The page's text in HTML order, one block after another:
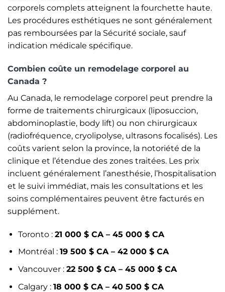
corporels complets atteignent la fourchette haute.
Les procédures esthétiques ne sont généralement
pas remboursées par la Sécurité sociale, sauf
indication médicale spécifique.
Combien coûte un remodelage corporel au
Canada ?
Au Canada, le remodelage corporel peut prendre la
forme de traitements chirurgicaux (liposuccion,
abdominoplastie, body lift) ou non chirurgicaux
(radiofréquence, cryolipolyse, ultrasons focalisés). Les
coûts varient selon la province, la notoriété de la
clinique et l’étendue des zones traitées. Les prix
incluent généralement l’anesthésie, l’hospitalisation
et le suivi immédiat, mais les consultations et les
soins complémentaires peuvent être facturés en
supplément.
Toronto : 21 000 $ CA – 45 000 $ CA
Montréal : 19 500 $ CA – 42 000 $ CA
Vancouver : 22 500 $ CA – 45 000 $ CA
Calgary : 18 000 $ CA – 40 500 $ CA